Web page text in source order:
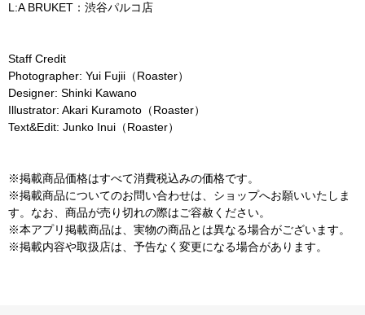
L:A BRUKET：渋谷パルコ店
Staff Credit
Photographer: Yui Fujii（Roaster）
Designer: Shinki Kawano
Illustrator: Akari Kuramoto（Roaster）
Text&Edit: Junko Inui（Roaster）
※掲載商品価格はすべて消費税込みの価格です。
※掲載商品についてのお問い合わせは、ショップへお願いいたしま
す。なお、商品が売り切れの際はご容赦ください。
※本アプリ掲載商品は、実物の商品とは異なる場合がございます。
※掲載内容や取扱店は、予告なく変更になる場合があります。